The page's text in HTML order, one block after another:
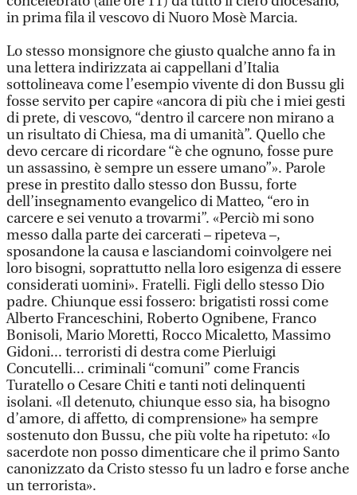
in prima fila il vescovo di Nuoro Mosè Marcia.
Lo stesso monsignore che giusto qualche anno fa in
una lettera indirizzata ai cappellani d’Italia
sottolineava come l’esempio vivente di don Bussu gli
fosse servito per capire «ancora di più che i miei gesti
di prete, di vescovo, “dentro il carcere non mirano a
un risultato di Chiesa, ma di umanità”. Quello che
devo cercare di ricordare “è che ognuno, fosse pure
un assassino, è sempre un essere umano”». Parole
prese in prestito dallo stesso don Bussu, forte
dell’insegnamento evangelico di Matteo, “ero in
carcere e sei venuto a trovarmi”. «Perciò mi sono
messo dalla parte dei carcerati – ripeteva –,
sposandone la causa e lasciandomi coinvolgere nei
loro bisogni, soprattutto nella loro esigenza di essere
considerati uomini». Fratelli. Figli dello stesso Dio
padre. Chiunque essi fossero: brigatisti rossi come
Alberto Franceschini, Roberto Ognibene, Franco
Bonisoli, Mario Moretti, Rocco Micaletto, Massimo
Gidoni... terroristi di destra come Pierluigi
Concutelli... criminali “comuni” come Francis
Turatello o Cesare Chiti e tanti noti delinquenti
isolani. «Il detenuto, chiunque esso sia, ha bisogno
d’amore, di affetto, di comprensione» ha sempre
sostenuto don Bussu, che più volte ha ripetuto: «Io
sacerdote non posso dimenticare che il primo Santo
canonizzato da Cristo stesso fu un ladro e forse anche
un terrorista».